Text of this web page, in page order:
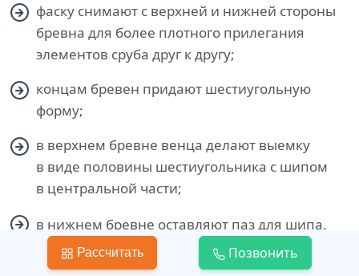
фаску снимают с верхней и нижней стороны
бревна для более плотного прилегания
элементов сруба друг к другу;
концам бревен придают шестиугольную
форму;
в верхнем бревне венца делают выемку
в виде половины шестиугольника с шипом
в центральной части;
в нижнем бревне оставляют паз для шипа.
Эта технология обеспечивает более прочное
Рассчитать Позвонить